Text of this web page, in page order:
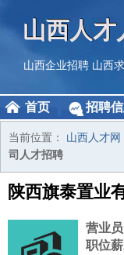
山西人才
山西企业招聘 山西
首页 招聘
当前位置： 山西人才网
司人才招聘
陕西旗泰置业
营业员
职位薪